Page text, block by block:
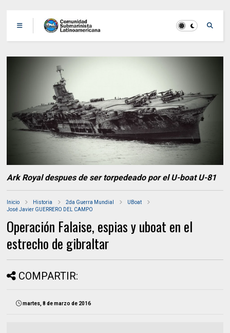
Ark Royal despues de ser torpedeado por el U-boat U-81
Inicio Historia 2da Guerra Mundial
UBoat
José Javier GUERRERO DEL CAMPO
Operación Falaise, espias y uboat en el
estrecho de gibraltar
COMPARTIR:
martes, 8 de marzo de 2016